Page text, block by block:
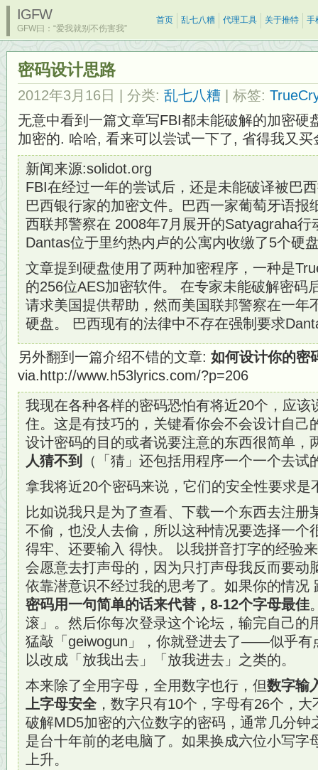
IGFW
GFW曰：“爱我就别不伤害我”
首页 乱七八糟 代理工具 关于推特 手
密码设计思路
2012年3月16日 | 分类: 乱七八糟 | 标签:
无意中看到一篇文章写FBI都未能破解的加密硬
加密的. 哈哈, 看来可以尝试一下了, 省得我又买
新闻来源:solidot.org
FBI在经过一年的尝试后，还是未能破译被巴
巴西银行家的加密文件。巴西一家葡萄牙语报
西联邦警察在 2008年7月展开的Satyagraha行
Dantas位于里约热内卢的公寓内收缴了5个硬
文章提到硬盘使用了两种加密程序，一种是
的256位AES加密软件。 在专家未能破解密码
请求美国提供帮助，然而美国联邦警察在一年
硬盘。 巴西现有的法律中不存在强制要求
另外翻到一篇介绍不错的文章: 如何设计你的密
via.http://www.h53lyrics.com/?p=206
我现在各种各样的密码恐怕有将近20个，应该
住。这是有技巧的，关键看你会不会设计自己
设计密码的目的或者说要注意的东西很简单，
人猜不到
（「猜」还包括用程序一个一个去试
拿我将近20个密码来说，它们的安全性要求是
比如说我只是为了查看、下载一个东西去注册
不偷，也没人去偷，所以这种情况要选择一个
得牢、还要输入 得快。 以我拼音打字的经验
会愿意去打声母的，因为只打声母我反而要动
依靠潜意识不经过我的思考了。如果你的情况
密码用一句简单的话来代替，8-12个字母最佳
滚」。然后你每次登录这个论坛，输完自己的
猛敲「geiwogun」，你就登进去了——似乎有
以改成「放我出去」「放我进去」之类的。
本来除了全用字母，全用数字也行，但数字输
上字母安全，数字只有10个，字母有26个，
破解MD5加密的六位数字的密码，通常几分
是台十年前的老电脑了。如果换成六位小写字
上升。